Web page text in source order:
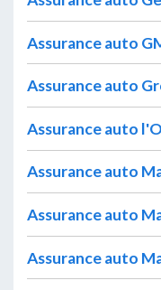
Assurance auto
Assurance auto
Assurance auto
Assurance auto
Assurance auto
Assurance auto